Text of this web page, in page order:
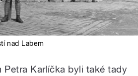
nad Labem
Petra Karlíčka byli také tady